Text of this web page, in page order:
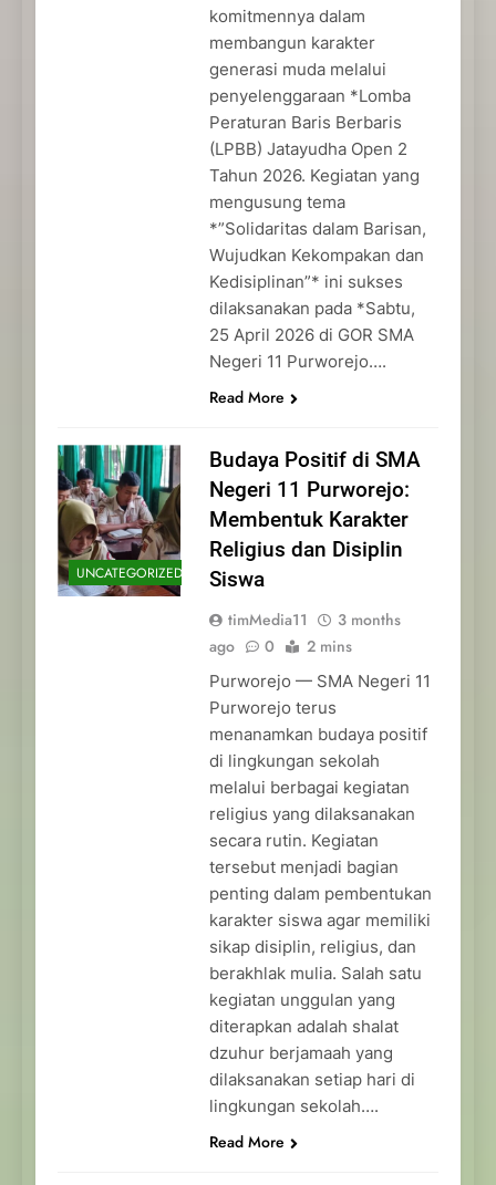
komitmennya dalam
membangun karakter
generasi muda melalui
penyelenggaraan *Lomba
Peraturan Baris Berbaris
(LPBB) Jatayudha Open 2
Tahun 2026. Kegiatan yang
mengusung tema
*”Solidaritas dalam Barisan,
Wujudkan Kekompakan dan
Kedisiplinan”* ini sukses
dilaksanakan pada *Sabtu,
25 April 2026 di GOR SMA
Negeri 11 Purworejo….
Read More
UNCATEGORIZED
Budaya Positif di SMA
Negeri 11 Purworejo:
Membentuk Karakter
Religius dan Disiplin
Siswa
timMedia11
3 months
ago
0 2 mins
Purworejo — SMA Negeri 11
Purworejo terus
menanamkan budaya positif
di lingkungan sekolah
melalui berbagai kegiatan
religius yang dilaksanakan
secara rutin. Kegiatan
tersebut menjadi bagian
penting dalam pembentukan
karakter siswa agar memiliki
sikap disiplin, religius, dan
berakhlak mulia. Salah satu
kegiatan unggulan yang
diterapkan adalah shalat
dzuhur berjamaah yang
dilaksanakan setiap hari di
lingkungan sekolah….
Read More